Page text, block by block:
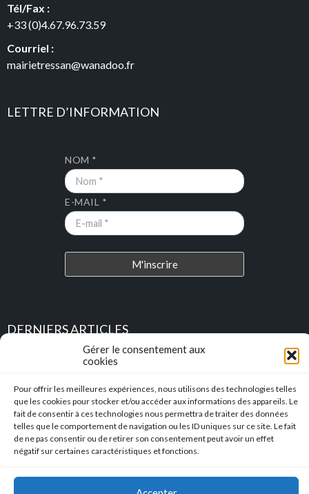
Gérer le consentement aux
cookies
Pour offrir les meilleures expériences, nous utilisons des technologies telles
que les cookies pour stocker et/ou accéder aux informations des appareils. Le
fait de consentir à ces technologies nous permettra de traiter des données
telles que le comportement de navigation ou les ID uniques sur ce site. Le fait
de ne pas consentir ou de retirer son consentement peut avoir un effet
négatif sur certaines caractéristiques et fonctions.
Tél/Fax :
+33 (0)4.67.96.73.59
Courriel :
mairietressan@wanadoo.fr
LETTRE D’INFORMATION
NOM *
E-MAIL *
DERNIERS ARTICLES
Place au Terroir – TRESSAN
Soirée d’été
Descente en caisse à savon – Profitez de l’été pour construire vos
caisses à savon !!!